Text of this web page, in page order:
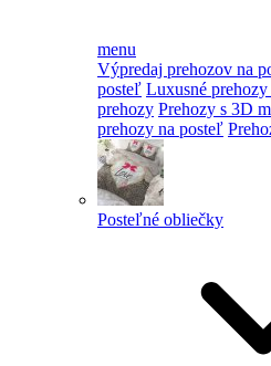
menu
Výpredaj prehozov na
posteľ Luxusné
prehozy Prehozy s 3D
prehozy na posteľ
Posteľné obliečky